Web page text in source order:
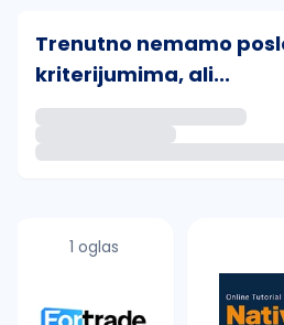
Trenutno nemamo
kriterijumima, ali...
1 oglas